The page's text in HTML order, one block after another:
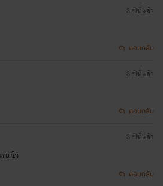
3 ปีที่แล้ว
ตอบกลับ
3 ปีที่แล้ว
ตอบกลับ
มน๊า
3 ปีที่แล้ว
ตอบกลับ